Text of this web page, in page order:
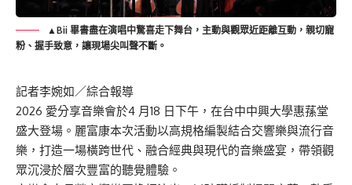
▲Bii 畢書盡在演唱中驚喜走下舞台，主動與觀眾近距離互動，親切寵
粉、握手致意，讓現場尖叫聲不斷。
記者李婉如／綜合報導
2026 愛分享音樂會於4 月18 日下午，在台中中興大學惠蓀堂
盛大登場。麗富康本次活動以高規格編製結合交響樂與流行音
樂，打造一場橫跨世代、融合經典與現代的音樂盛宴，帶領觀
眾沉浸於層次豐富的聽覺體驗。